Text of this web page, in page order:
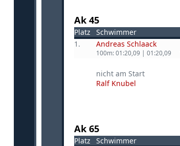
Ak 45
Platz Schwimmer
1.
Andreas Schlaack
100m: 01:20,09 | 01:20,09
nicht am Start
Ralf Knubel
Ak 65
Platz Schwimmer